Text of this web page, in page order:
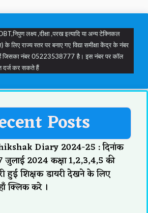
लक्ष्य ,दीक्षा ,परख इत्यादि या अन्य टेक्निकल
राज्य स्तर पर बनाए गए विद्या समीक्षा केंद्र के नंबर
नंबर 05223538777 है। इस नंबर पर कॉल
दर्ज कर सकते हैं
Posts
Diary 2024-25 : दिनांक
जुलाई 2024 कक्षा 1,2,3,4,5 की
हुई शिक्षक डायरी देखने के लिए
क्लिक करे ।